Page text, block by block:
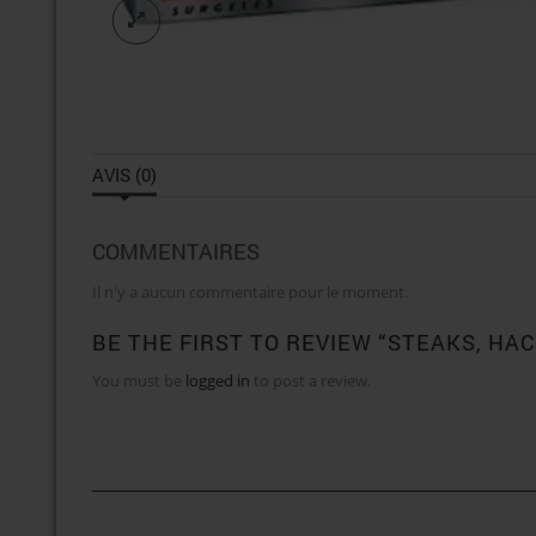
AVIS (0)
COMMENTAIRES
Il n'y a aucun commentaire pour le moment.
BE THE FIRST TO REVIEW “STEAKS,
You must be logged in to post a review.